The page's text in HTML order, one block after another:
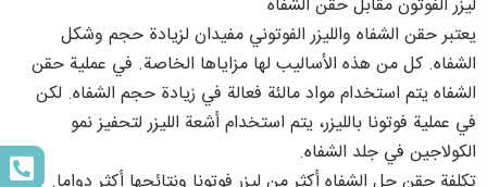
ليزر الفوتون مقابل حقن الشفاه
يعتبر حقن الشفاه والليزر الفوتوني مفيدان لزيادة حجم وشكل
الشفاه. كل من هذه الأساليب لها مزاياها الخاصة. في عملية حقن
الشفاه يتم استخدام مواد مالئة فعالة في زيادة حجم الشفاه. لكن
في عملية فوتونا بالليزر، يتم استخدام أشعة الليزر لتحفيز نمو
الكولاجين في جلد الشفاه.